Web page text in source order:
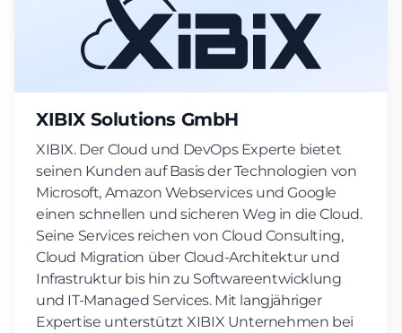
XIBIX Solutions GmbH
XIBIX. Der Cloud und DevOps Experte bietet
seinen Kunden auf Basis der Technologien von
Microsoft, Amazon Webservices und Google
einen schnellen und sicheren Weg in die Cloud.
Seine Services reichen von Cloud Consulting,
Cloud Migration über Cloud-Architektur und
Infrastruktur bis hin zu Softwareentwicklung
und IT-Managed Services. Mit langjähriger
Expertise unterstützt XIBIX Unternehmen bei